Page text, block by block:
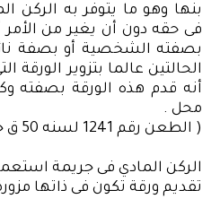
بنها وهو ما يتوفر به الركن
فى حقه دون أن يغير من الأمر
بصفته الشخصية أو بصفة
الحالتين عالما بتزوير الورقة
أنه قدم هذه الورقة بصفته
محل .
( الطعن رقم 1241 لسنه 50 ق جلسة 17/11/1981 )
الركن المادي فى جريمة
تقديم ورقة تكون فى ذاتها